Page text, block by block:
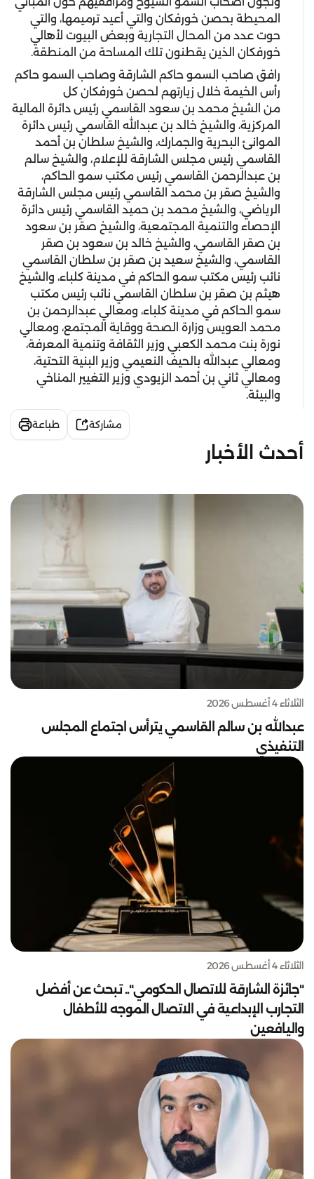
المحيطة بحصن خورفكان والتي أعيد ترميمها، والتي
حوت عدد من المحال التجارية وبعض البيوت لأهالي
خورفكان الذين يقطنون تلك المساحة من المنطقة.
رافق صاحب السمو حاكم الشارقة وصاحب السمو حاكم
رأس الخيمة خلال زيارتهم لحصن خورفكان كل
من الشيخ محمد بن سعود القاسمي رئيس دائرة المالية
المركزية، والشيخ خالد بن عبدالله القاسمي رئيس دائرة
الموانئ البحرية والجمارك، والشيخ سلطان بن أحمد
القاسمي رئيس مجلس الشارقة للإعلام، والشيخ سالم
بن عبدالرحمن القاسمي رئيس مكتب سمو الحاكم،
والشيخ صقر بن محمد القاسمي رئيس مجلس الشارقة
الرياضي، والشيخ محمد بن حميد القاسمي رئيس دائرة
الإحصاء والتنمية المجتمعية، والشيخ صقر بن سعود
بن صقر القاسمي، والشيخ خالد بن سعود بن صقر
القاسمي، والشيخ سعيد بن صقر بن سلطان القاسمي
نائب رئيس مكتب سمو الحاكم في مدينة كلباء، والشيخ
هيثم بن صقر بن سلطان القاسمي نائب رئيس مكتب
سمو الحاكم في مدينة كلباء، ومعالي عبدالرحمن بن
محمد العويس وزارة الصحة ووقاية المجتمع، ومعالي
نورة بنت محمد الكعبي وزير الثقافة وتنمية المعرفة،
ومعالي عبدالله بالحيف النعيمي وزير البنية التحتية،
ومعالي ثاني بن أحمد الزيودي وزير التغيير المناخي
والبيئة.
مشاركة طباعة
أحدث الأخبار
الثلاثاء 4 أغسطس 2026
عبدالله بن سالم القاسمي يترأس اجتماع المجلس
التنفيذي
الثلاثاء 4 أغسطس 2026
"جائزة الشارقة للاتصال الحكومي".. تبحث عن أفضل
التجارب الإبداعية في الاتصال الموجه للأطفال
واليافعين